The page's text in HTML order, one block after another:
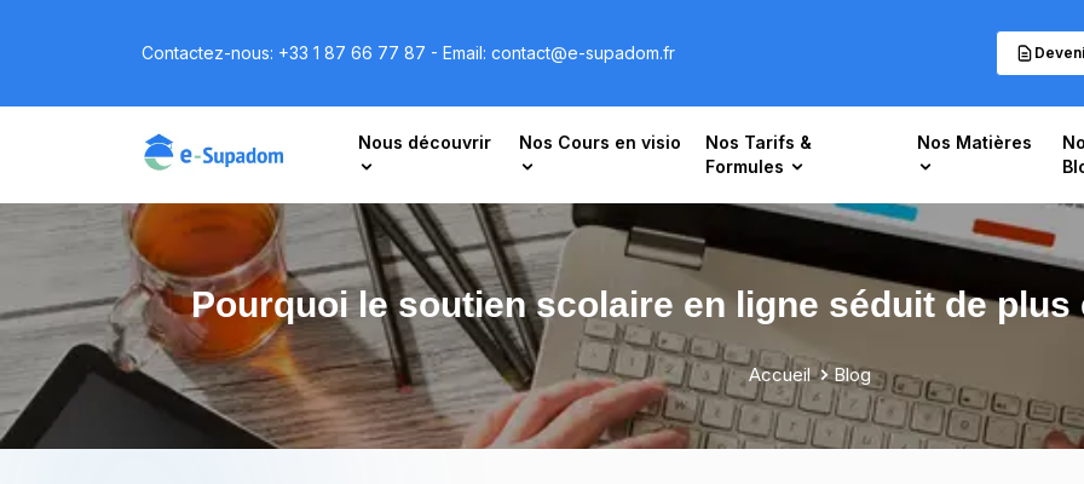
Contactez-nous: +33 1 87 66 77 87 - Email: contact@e-supadom.fr
Nous découvrir Nos Cours en visio
Nos Tarifs &
Formules
Nos Matières
Pourquoi le soutien scolaire en ligne séduit de
Accueil Blog